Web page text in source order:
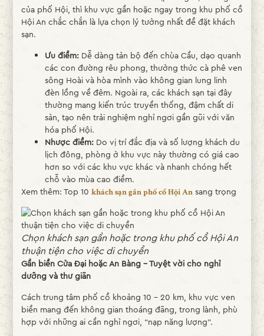
của phố Hội, thì khu vực gần hoặc ngay trong khu phố cổ
Hội An chắc chắn là lựa chọn lý tưởng nhất để đặt khách
sạn.
Ưu điểm:Dễ dàng tản bộ đến chùa Cầu, dạo quanh
các con đường rêu phong, thưởng thức cà phê ven
sông Hoài và hòa mình vào không gian lung linh
đèn lồng về đêm. Ngoài ra, các khách sạn tại đây
thường mang kiến trúc truyền thống, đậm chất di
sản, tạo nên trải nghiệm nghỉ ngơi gần gũi với văn
hóa phố Hội.
Nhược điểm:Do vị trí đắc địa và số lượng khách du
lịch đông, phòng ở khu vực này thường có giá cao
hơn so với các khu vực khác và nhanh chóng hết
chỗ vào mùa cao điểm.
Xem thêm: Top 10 khách sạn gần phố cổ Hội Ansang trọng
Chọn khách sạn gần hoặc trong khu phố cổ Hội An
thuận tiện cho việc di chuyển
Gần biển Cửa Đại hoặc An Bàng – Tuyệt vời cho nghỉ
dưỡng và thư giãn
Cách trung tâm phố cổ khoảng 10 – 20 km, khu vực ven
biển mang đến không gian thoáng đãng, trong lành, phù
hợp với những ai cần nghỉ ngơi, “nạp năng lượng”.